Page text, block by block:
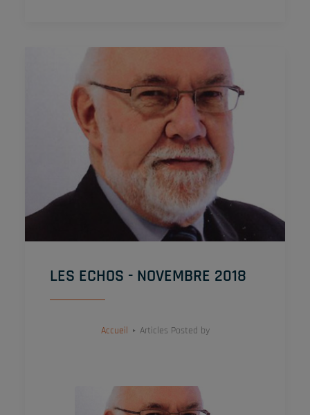
LES ECHOS - NOVEMBRE 2018
Accueil Articles Posted by